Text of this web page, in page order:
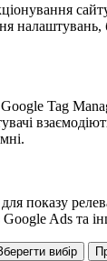
Tag
показу
Google Ads та
вибір